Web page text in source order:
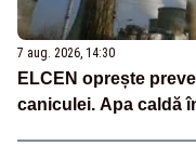
7 aug. 2026, 14:30
ELCEN oprește
caniculei. Apa caldă